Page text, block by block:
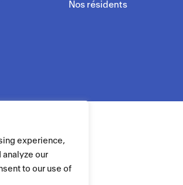
experience,
our
to our use of
Nos résidents